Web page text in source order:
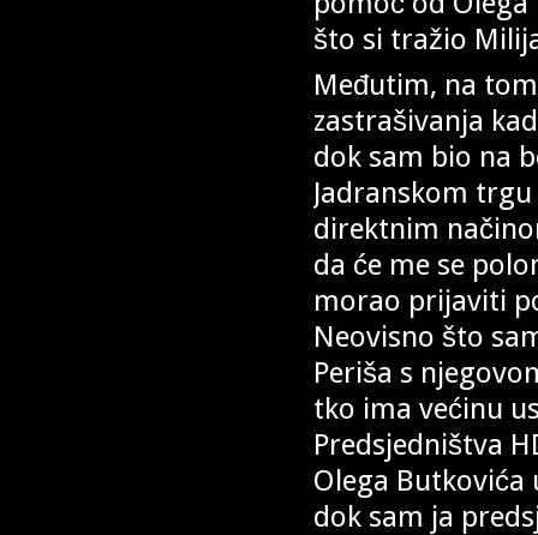
što si tražio
Međutim, na
zastrašivanja
dok sam bio na
Jadranskom
direktnim
da će me se
morao prijaviti
Neovisno što
Periša s
tko ima većinu
Predsjedništva
Olega Butkovića
dok sam ja